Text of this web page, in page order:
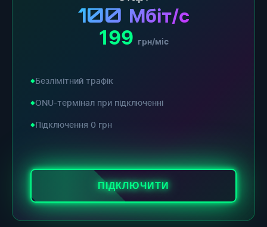
100 Мбіт/с
199 грн/міс
Безлімітний трафік
ONU-термінал при підключенні
Підключення 0 грн
ПІДКЛЮЧИТИ